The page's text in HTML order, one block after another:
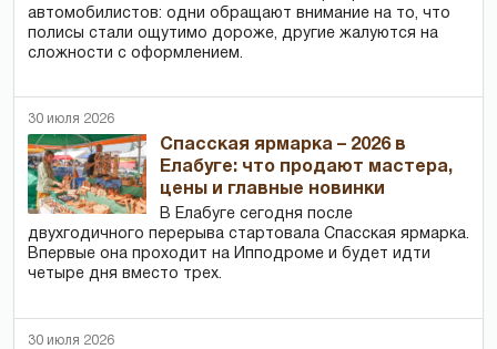
автомобилистов: одни обращают внимание на то, что
полисы стали ощутимо дороже, другие жалуются на
сложности с оформлением.
30 июля 2026
Спасская ярмарка – 2026 в
Елабуге: что продают мастера,
цены и главные новинки
В Елабуге сегодня после
двухгодичного перерыва стартовала Спасская ярмарка.
Впервые она проходит на Ипподроме и будет идти
четыре дня вместо трех.
30 июля 2026